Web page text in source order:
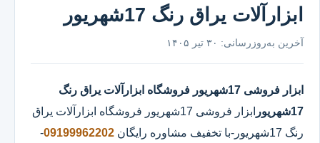
ابزارآلات یراق رنگ 17شهریور
آخرین به‌روزرسانی: ۳۰ تیر ۱۴۰۵
ابزار فروشی 17شهریور
فروشگاه ابزارآلات یراق رنگ
17شهریور
ابزار فروشی 17شهریور
فروشگاه ابزارآلات یراق
رنگ 17شهریور
-با تخفیف مشاوره رایگان 09199962202
-